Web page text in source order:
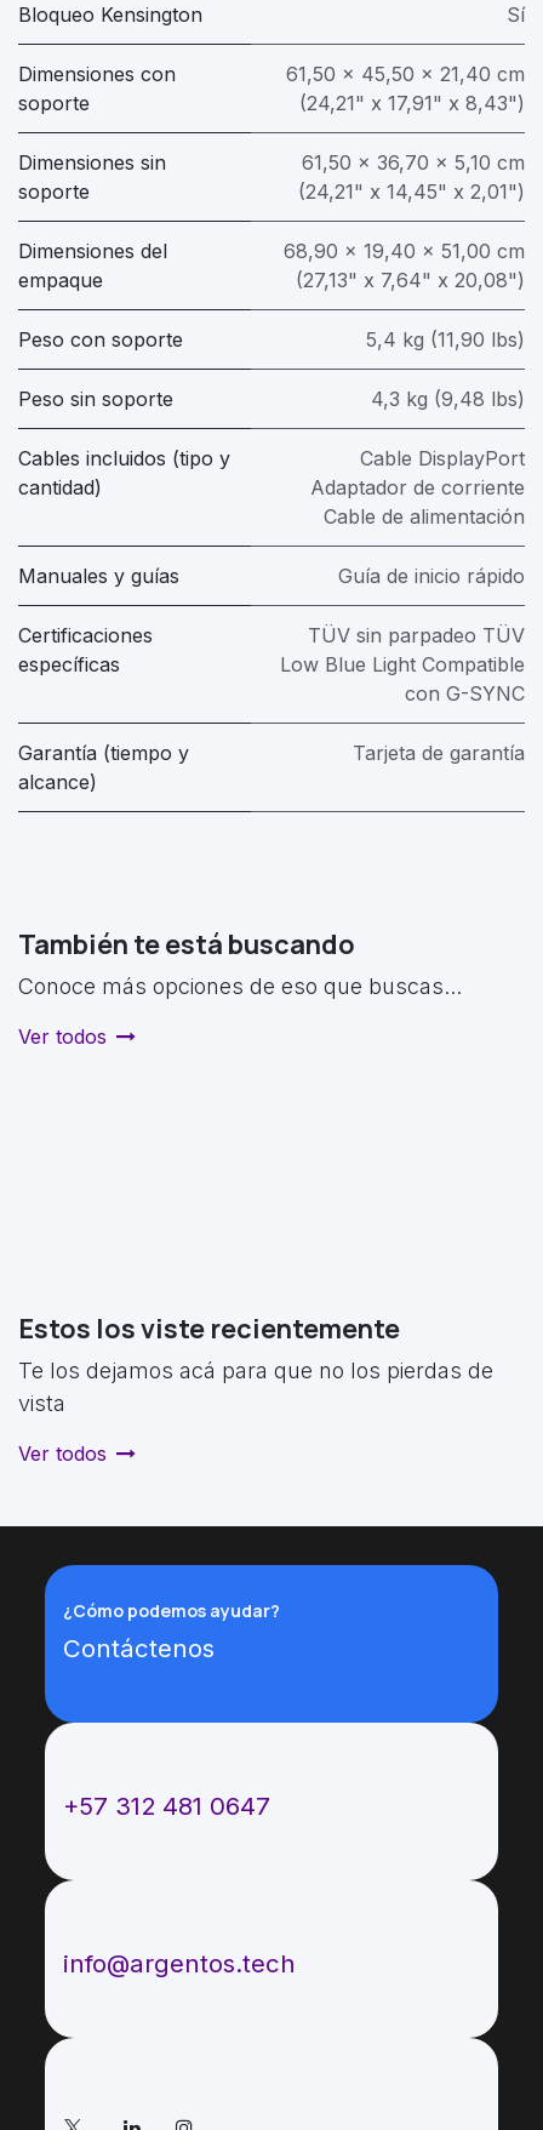
Bloqueo Kensington Sí
Dimensiones con
soporte
61,50 x 45,50 x 21,40 cm
(24,21" x 17,91" x 8,43")
Dimensiones sin
soporte
61,50 x 36,70 x 5,10 cm
(24,21" x 14,45" x 2,01")
Dimensiones del
empaque
68,90 x 19,40 x 51,00 cm
(27,13" x 7,64" x 20,08")
Peso con soporte 5,4 kg (11,90 lbs)
Peso sin soporte 4,3 kg (9,48 lbs)
Cables incluidos (tipo y
cantidad)
Cable DisplayPort
Adaptador de corriente
Cable de alimentación
Manuales y guías Guía de inicio rápido
Certificaciones
específicas
TÜV sin parpadeo TÜV
Low Blue Light Compatible
con G-SYNC
Garantía (tiempo y
alcance)
Tarjeta de garantía
También te está buscando
Conoce más opciones de eso que buscas...
Ver todos
Estos los viste recientemente
Te los dejamos acá para que no los pierdas de
vista
Ver todos
¿Cómo podemos ayudar?
Contáctenos
+57 312 481 0647
info@argentos.tech